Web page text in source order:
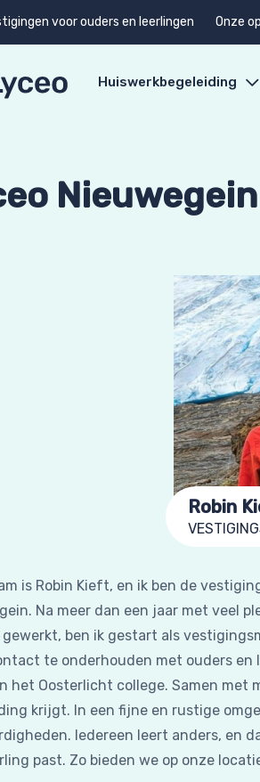
voor ouders en leerlingen Onze
Huiswerkbegeleiding
Robin
is Robin Kieft, en ik ben de
Na meer dan een jaar met veel
gewerkt, ben ik gestart als
te onderhouden met ouders
het Oosterlicht college. Samen met
krijgt. In een fijne en rustige
Iedereen leert anders, en
past. Zo bieden we op onze